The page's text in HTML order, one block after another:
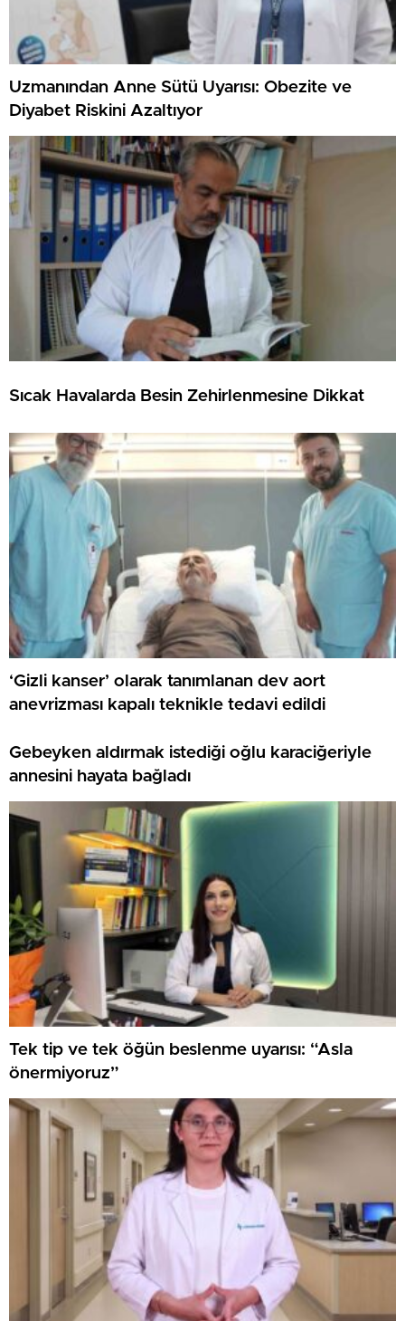
Uzmanından Anne Sütü Uyarısı: Obezite ve
Diyabet Riskini Azaltıyor
Sıcak Havalarda Besin Zehirlenmesine Dikkat
‘Gizli kanser’ olarak tanımlanan dev aort
anevrizması kapalı teknikle tedavi edildi
Gebeyken aldırmak istediği oğlu karaciğeriyle
annesini hayata bağladı
Tek tip ve tek öğün beslenme uyarısı: “Asla
önermiyoruz”